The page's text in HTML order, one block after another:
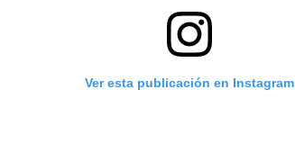
Ver esta publicación en Instagram